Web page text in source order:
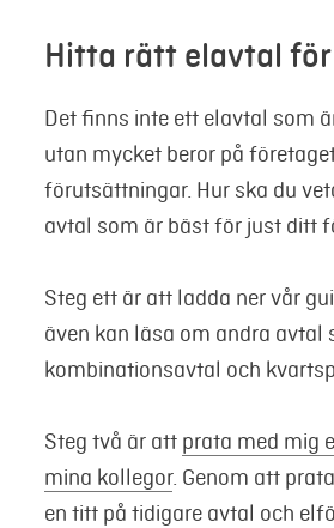
Hitta rätt elavtal
Det finns inte ett elavtal som
utan mycket beror på
förutsättningar. Hur ska du
avtal som är bäst för just ditt
Steg ett är att ladda ner vår
även kan läsa om andra avtal
kombinationsavtal och
Steg två är att prata med mig
mina kollegor. Genom att
en titt på tidigare avtal och